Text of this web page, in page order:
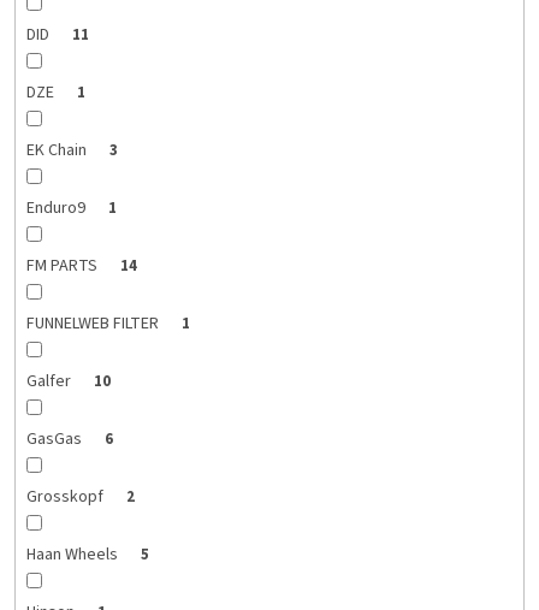
DID 11
DZE 1
EK Chain 3
Enduro9 1
FM PARTS 14
FUNNELWEB FILTER 1
Galfer 10
GasGas 6
Grosskopf 2
Haan Wheels 5